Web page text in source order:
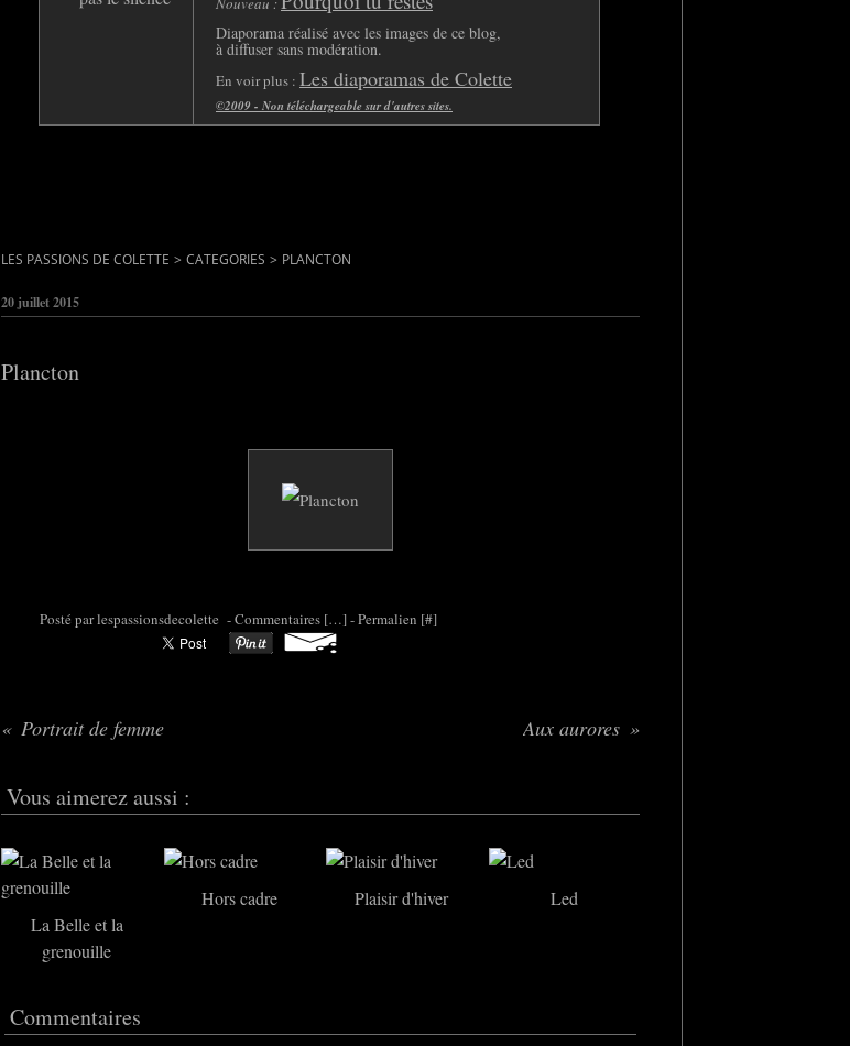
Diaporama réalisé avec les images de ce blog,
à diffuser sans modération.
En voir plus : Les diaporamas de Colette
©2009 - Non téléchargeable sur d'autres sites.
LES PASSIONS DE COLETTE > CATEGORIES > PLANCTON
20 juillet 2015
Plancton
Posté par colette95 à 06:00 -Commentaires […]- Permalien [#]
Portrait de femme Aux aurores
Vous aimerez aussi :
La Belle et la
grenouille
Hors cadre Plaisir d'hiver Led
Commentaires